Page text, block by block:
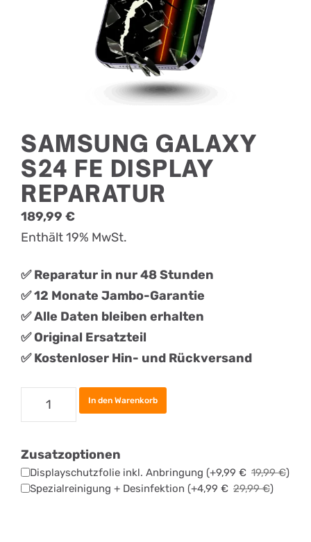
SAMSUNG GALAXY
S24 FE DISPLAY
REPARATUR
189,99 €
Enthält 19% MwSt.
✅ Reparatur in nur 48 Stunden
✅ 12 Monate Jambo-Garantie
✅ Alle Daten bleiben erhalten
✅Original Ersatzteil
✅ Kostenloser Hin- und Rückversand
Samsung
Galaxy
FE
Display
In den Warenkorb
Zusatzoptionen
Displayschutzfolie inkl. Anbringung (+9,99 € 19,99€)
Spezialreinigung + Desinfektion (+4,99 € 29,99€)